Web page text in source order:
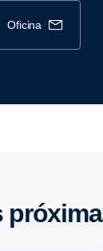
oficina
próxima